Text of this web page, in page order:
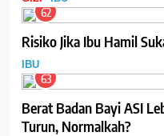
62
Risiko Jika Ibu Hamil
IBU
63
Berat Badan Bayi ASI
Turun, Normalkah?